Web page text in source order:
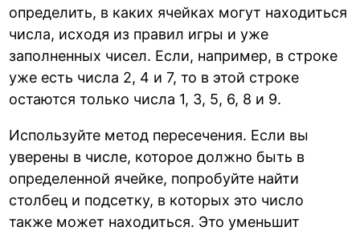
определить, в каких ячейках могут находиться
числа, исходя из правил игры и уже
заполненных чисел. Если, например, в строке
уже есть числа 2, 4 и 7, то в этой строке
остаются только числа 1, 3, 5, 6, 8 и 9.
Используйте метод пересечения. Если вы
уверены в числе, которое должно быть в
определенной ячейке, попробуйте найти
столбец и подсетку, в которых это число
также может находиться. Это уменьшит